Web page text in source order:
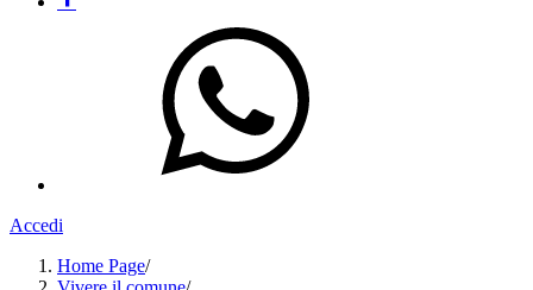
Accedi
Home Page/